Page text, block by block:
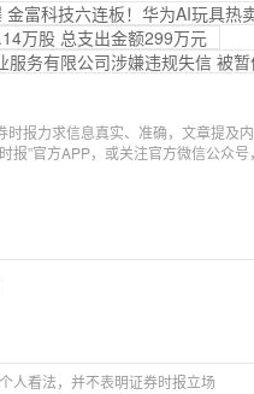
金富科技六连板！华为AI玩具热
万股 总支出金额299万元
服务有限公司涉嫌违规失信 被
时报力求信息真实、准确，文章提及
报”官方APP，或关注官方微信公众
人看法，并不表明证券时报立场